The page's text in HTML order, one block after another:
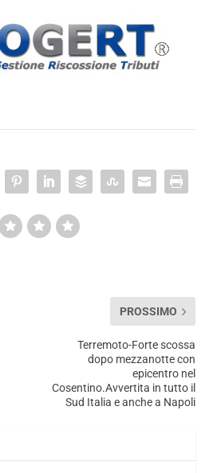
PROSSIMO
Terremoto-Forte scossa
dopo mezzanotte con
epicentro nel
Cosentino.Avvertita in tutto il
Sud Italia e anche a Napoli